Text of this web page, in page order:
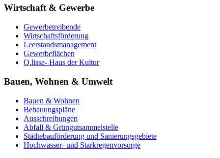
Wirtschaft & Gewerbe
Gewerbetreibende
Wirtschaftsförderung
Leerstandsmanagement
Gewerbeflächen
Q.lisse- Haus der Kultur
Bauen, Wohnen & Umwelt
Bauen & Wohnen
Bebauungspläne
Ausschreibungen
Abfall & Grüngutsammelstelle
Städtebauförderung und Sanierungsgebiete
Hochwasser- und Starkregenvorsorge